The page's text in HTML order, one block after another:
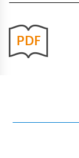
PDF